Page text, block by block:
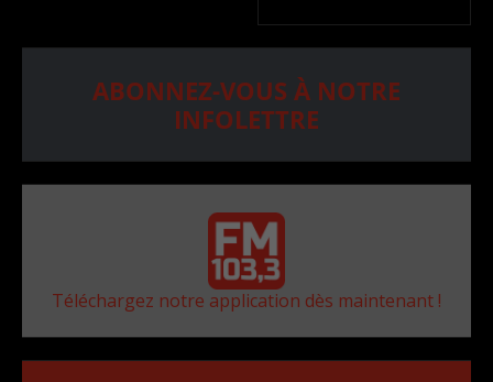
ABONNEZ-VOUS À NOTRE
INFOLETTRE
Téléchargez notre application dès maintenant !